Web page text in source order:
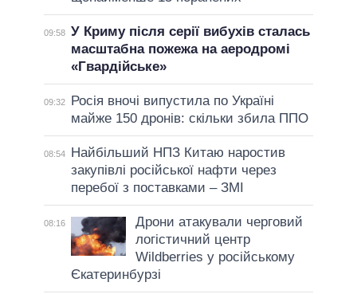
09:58 У Криму після серії вибухів сталась
масштабна пожежа на аеродромі
«Гвардійське»
09:32
Росія вночі випустила по Україні
майже 150 дронів: скільки збила ППО
08:54
Найбільший НПЗ Китаю наростив
закупівлі російської нафти через
перебої з поставками – ЗМІ
08:16
Дрони атакували черговий
логістичний центр
Wildberries у російському
Єкатеринбурзі